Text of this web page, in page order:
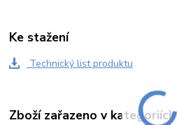
Ke stažení
Technický list produktu
Zboží zařazeno v kategoriích